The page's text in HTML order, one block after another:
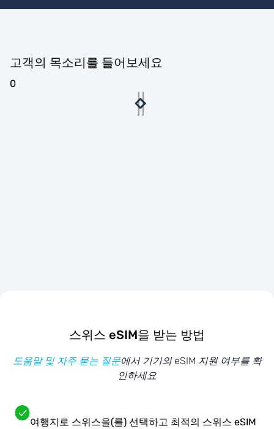
고객의 목소리를 들어보세요
0
스위스 eSIM을 받는 방법
도움말 및 자주 묻는 질문에서 기기의 eSIM 지원 여부를 확
인하세요
여행지로 스위스을(를) 선택하고 최적의 스위스 eSIM